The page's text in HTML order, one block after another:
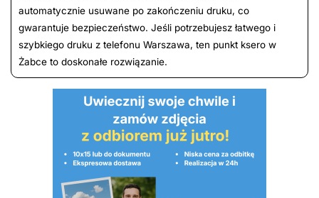
automatycznie usuwane po zakończeniu druku, co
gwarantuje bezpieczeństwo. Jeśli potrzebujesz łatwego i
szybkiego druku z telefonu Warszawa, ten punkt ksero w
Żabce to doskonałe rozwiązanie.